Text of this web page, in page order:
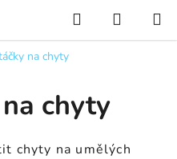
Hledat
KOŠÍK
na chyty
chyty
chyty na umělých